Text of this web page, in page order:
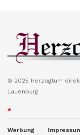
© 2025 Herzogtum
Lauenburg
*
Werbung